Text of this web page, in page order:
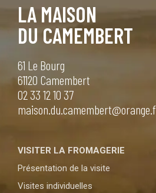
LA MAISON
DU CAMEMBERT
61 Le Bourg
61120 Camembert
02 33 12 10 37
VISITER LA FROMAGERIE
Présentation de la visite
Visites individuelles